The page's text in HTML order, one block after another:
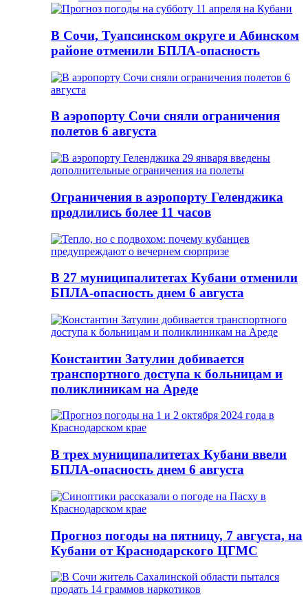
В Сочи, Туапсинском округе и Абинском
районе отменили БПЛА-опасность
В аэропорту Сочи сняли ограничения
полетов 6 августа
Ограничения в аэропорту Геленджика
продлились более 11 часов
В 27 муниципалитетах Кубани отменили
БПЛА-опасность днем 6 августа
Константин Затулин добивается
транспортного доступа к больницам и
поликлиникам на Ареде
В трех муниципалитетах Кубани ввели
БПЛА-опасность днем 6 августа
Прогноз погоды на пятницу, 7 августа, на
Кубани от Краснодарского ЦГМС